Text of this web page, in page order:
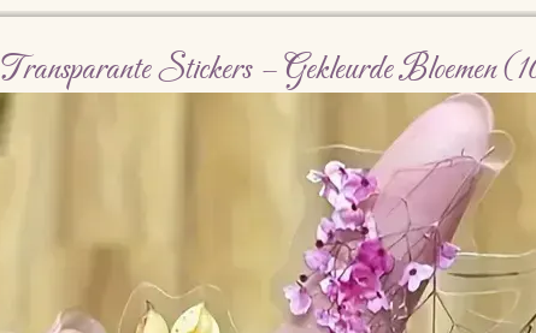
Transparante Stickers – Gekleurde Bloemen